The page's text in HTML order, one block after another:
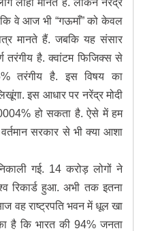
लोहा मानते हैं. लेकिन नरेंद्र
कि वे आज भी “गऊमाँ” को केवल
मानते हैं. जबकि यह संसार
तरंगीय है. क्वांटम फिजिक्स से
तरंगीय है. इस विषय का
इस आधार पर नरेंद्र मोदी
हो सकता है. ऐसे में हम
सरकार से भी क्या आशा
गई. 14 करोड़ लोगों ने
रिकार्ड हुआ. अभी तक इतना
वह राष्ट्रपति भवन में धूल खा
है कि भारत की 94% जनता